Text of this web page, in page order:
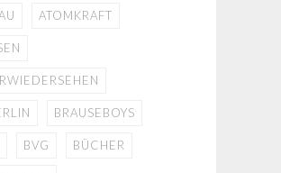
ATOMKRAFT
BRAUSEBOYS
BVG BÜCHER